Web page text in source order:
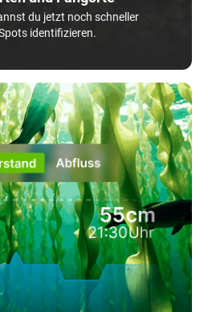
du jetzt noch schneller
identifizieren.